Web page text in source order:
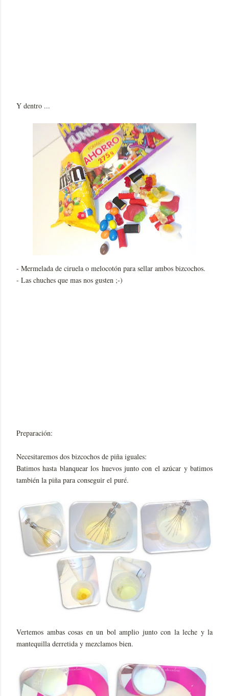
Y dentro ...
- Mermelada de ciruela o melocotón para sellar ambos bizcochos.
- Las chuches que mas nos gusten ;-)
Preparación:
Necesitaremos dos bizcochos de piña iguales:
Batimos hasta blanquear los huevos junto con el azúcar y batimos
también la piña para conseguir el puré.
Vertemos ambas cosas en un bol amplio junto con la leche y la
mantequilla derretida y mezclamos bien.